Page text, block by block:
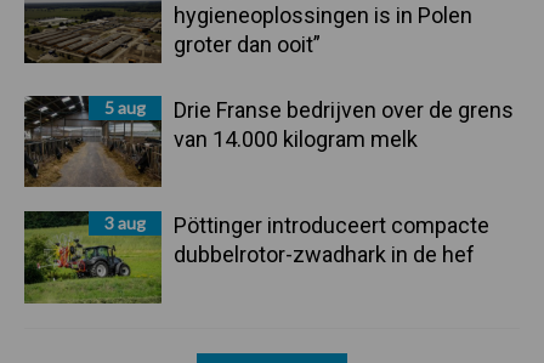
hygieneoplossingen is in Polen
groter dan ooit”
5 aug
Drie Franse bedrijven over de grens
van 14.000 kilogram melk
3 aug
Pöttinger introduceert compacte
dubbelrotor-zwadhark in de hef